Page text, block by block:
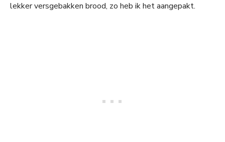
lekker versgebakken brood, zo heb ik het aangepakt.